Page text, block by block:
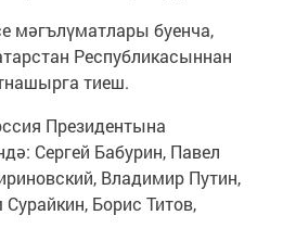
мәгълүматлары буенча,
Республикасыннан
тиеш.
Президентына
Сергей Бабурин, Павел
Владимир Путин,
Борис Титов,